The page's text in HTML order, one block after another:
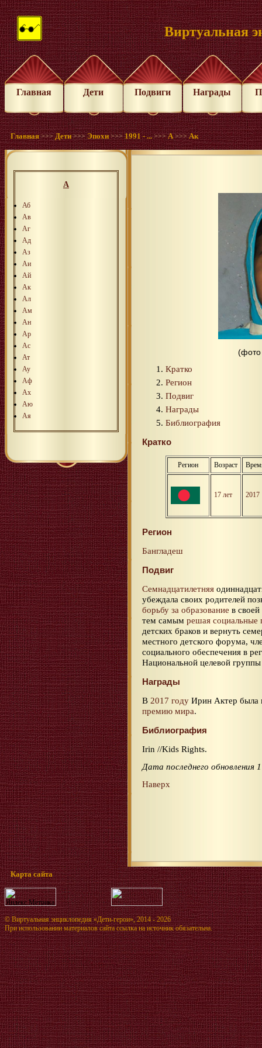
Виртуальная
Главная Дети Подвиги Награды
Главная >>>Дети >>>Эпохи >>>1991 - ... >>>A >>>Aк
А
Аб
Ав
Аг
Ад
Аз
Аи
Ай
Ак
Ал
Ам
Ан
Ар
Ас
Ат
Ау
Аф
Ах
Аю
Ая
(фото
Кратко
Регион
Подвиг
Награды
Библиография
Кратко
Регион Возраст
17 лет 2017
Регион
Бангладеш
Подвиг
Семнадцатилетняя
убеждала своих родителей
борьбу за образование в
тем самым решая социальные
детских браков и вернуть
местного детского форума,
социального обеспечения в
Национальной целевой
Награды
В 2017 году Ирин Актер была
премию мира.
Библиография
Irin //Kids Rights.
Дата последнего обновления
Наверх
Карта сайта
©Виртуальная энциклопедия «Дети-герои», 2014 - 2026
При использовании материалов сайта ссылка на источник обязательна.